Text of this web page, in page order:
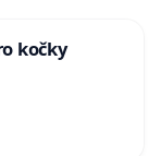
kočky